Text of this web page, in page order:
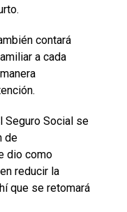
contará
a cada
Seguro Social se
de
dio como
reducir la
que se retomará